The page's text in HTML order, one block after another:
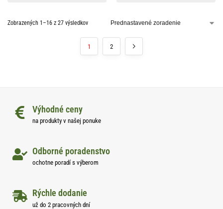
Zobrazených 1–16 z 27 výsledkov
1 2
Výhodné ceny
na produkty v našej ponuke
Odborné poradenstvo
ochotne poradí s výberom
Rýchle dodanie
už do 2 pracovných dní